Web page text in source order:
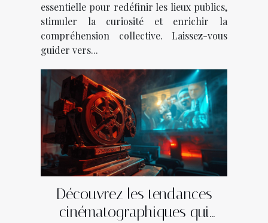
essentielle pour redéfinir les lieux publics,
stimuler la curiosité et enrichir la
compréhension collective. Laissez-vous
guider vers...
Découvrez les tendances
cinématographiques qui